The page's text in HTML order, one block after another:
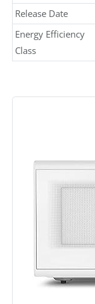
Release Date
Energy Efficiency
Class